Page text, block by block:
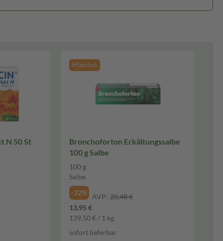
N 50 St
Pflanzlich
Bronchoforton Erkältungssalbe
100 g Salbe
100 g
Salbe
-32%
AVP: 20,48 €
13,95 €
139,50 € / 1 kg
sofort lieferbar